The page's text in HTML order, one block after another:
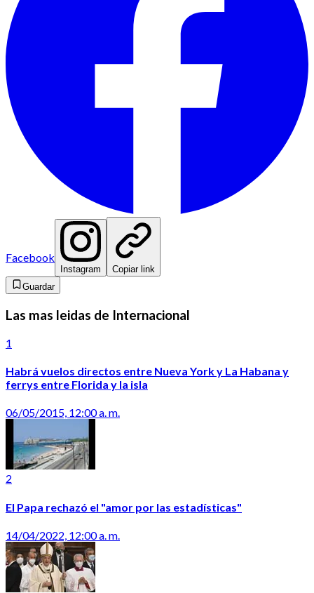
Facebook
Instagram
Copiar link
Guardar
Las mas leidas de Internacional
1
Habrá vuelos directos entre Nueva York y La Habana y
ferrys entre Florida y la isla
06/05/2015, 12:00 a. m.
2
El Papa rechazó el "amor por las estadísticas"
14/04/2022, 12:00 a. m.